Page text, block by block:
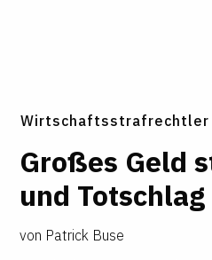
Wirtschaftsstrafrechtler
Großes Geld
und Totschlag
von Patrick Buse